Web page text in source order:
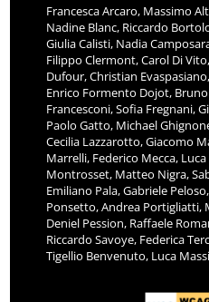
Francesca Arcaro, Massimo
Nadine Blanc, Riccardo
Giulia Calisti, Nadia
Filippo Clermont, Carol Di
Dufour, Christian
Enrico Formento Dojot, Bruno
Francesconi, Sofia Fregnani,
Paolo Gatto, Michael
Cecilia Lazzarotto, Giacomo
Marrelli, Federico Mecca,
Montrosset, Matteo Nigra,
Emiliano Pala, Gabriele
Ponsetto, Andrea Portigliatti,
Deniel Pession, Raffaele
Riccardo Savoye, Federica
Tigellio Benvenuto, Luca